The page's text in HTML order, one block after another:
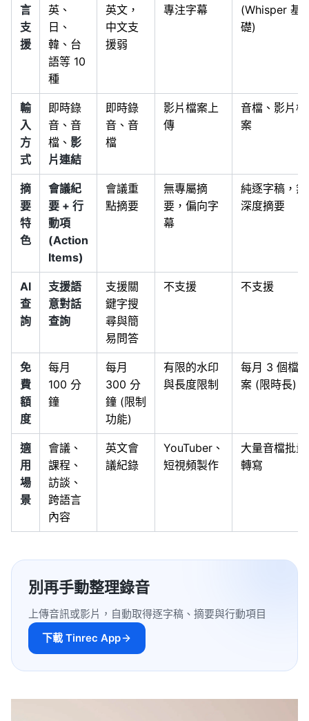
言
支
援
英、
日、
韓、台
語等 10
種
英文，
中文支
援弱
專注字幕
(Whisper 基
礎)
輸
入
方
式
即時錄
音、音
檔、 影
片連結
即時錄
音、音
檔
影片檔案上
傳
音檔、影片檔
案
摘
要
特
色
會議紀
要 + 行
動項
(Action
Items)
會議重
點摘要
無專屬摘
要，偏向字
幕
純逐字稿，無
深度摘要
AI
查
詢
支援語
意對話
查詢
支援關
鍵字搜
尋與簡
易問答
不支援 不支援
免
費
額
度
每月
100 分
鐘
每月
300 分
鐘 (限制
功能)
有限的水印
與長度限制
每月 3 個檔
案 (限時長)
適
用
場
景
會議、
課程、
訪談、
跨語言
內容
英文會
議紀錄
YouTuber、
短視頻製作
大量音檔批量
轉寫
別再手動整理錄音
上傳音訊或影片，自動取得逐字稿、摘要與行動項目
下載 Tinrec App